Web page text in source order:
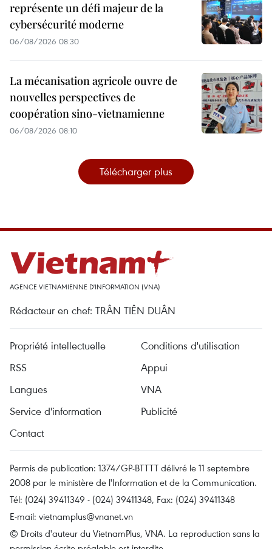
représente un défi majeur de la
cybersécurité moderne
06/08/2026 08:30
La mécanisation agricole ouvre de
nouvelles perspectives de
coopération sino-vietnamienne
06/08/2026 08:10
Télécharger plus
AGENCE VIETNAMIENNE D'INFORMATION (VNA)
Rédacteur en chef: TRÂN TIÊN DUÂN
Propriété intellectuelle
Conditions d'utilisation
RSS
Appui
Langues
VNA
Service d'information
Publicité
Contact
Permis de publication: 1374/GP-BTTTT délivré le 11 septembre
2008 par le ministère de l'Information et de la Communication.
Tél: (024) 39411349 - (024) 39411348, Fax: (024) 39411348
E-mail: vietnamplus@vnanet.vn
© Droits d'auteur du VietnamPlus, VNA. La reproduction sans la